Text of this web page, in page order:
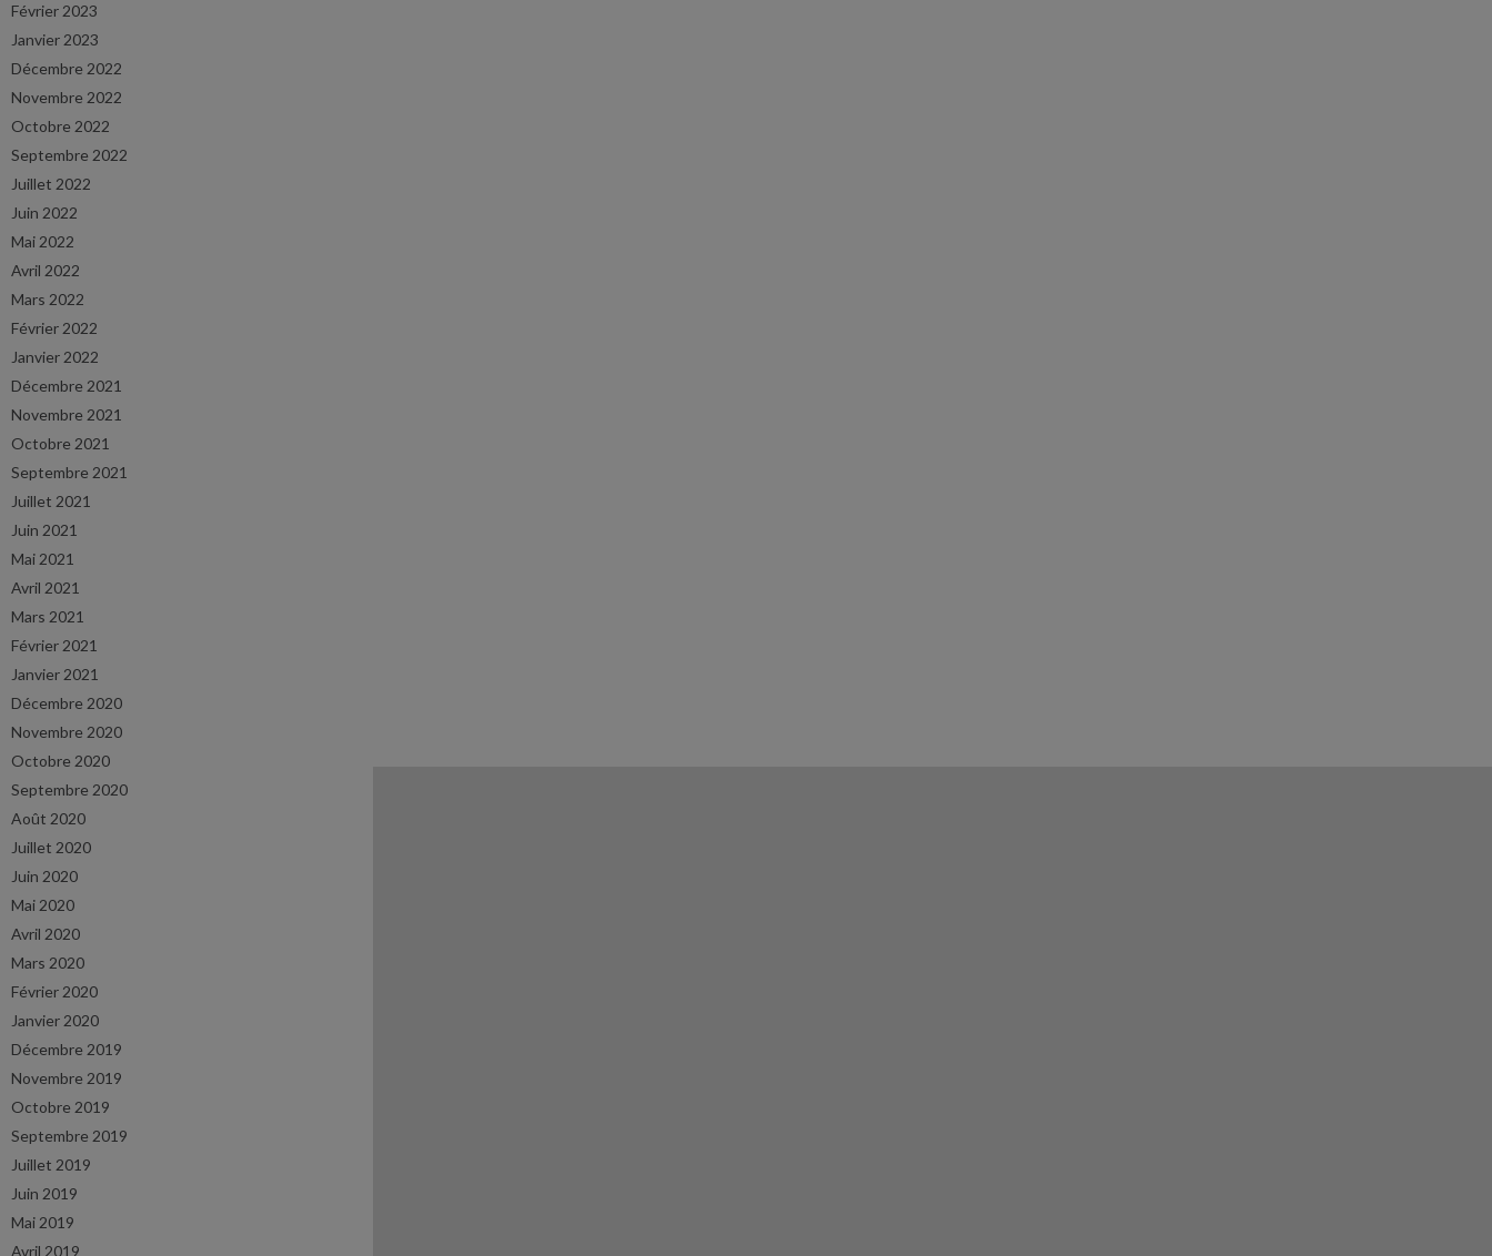
Février 2023
Janvier 2023
Décembre 2022
Novembre 2022
Octobre 2022
Septembre 2022
Juillet 2022
Juin 2022
Mai 2022
Avril 2022
Mars 2022
Février 2022
Janvier 2022
Décembre 2021
Novembre 2021
Octobre 2021
Septembre 2021
Juillet 2021
Juin 2021
Mai 2021
Avril 2021
Mars 2021
Février 2021
Janvier 2021
Décembre 2020
Novembre 2020
Octobre 2020
Septembre 2020
Août 2020
Juillet 2020
Juin 2020
Mai 2020
Avril 2020
Mars 2020
Février 2020
Janvier 2020
Décembre 2019
Novembre 2019
Octobre 2019
Septembre 2019
Juillet 2019
Juin 2019
Mai 2019
Avril 2019